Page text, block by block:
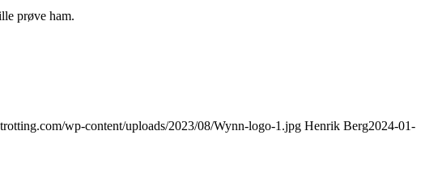
prøve ham.
wp-content/uploads/2023/08/Wynn-logo-1.jpg Henrik Berg2024-01-